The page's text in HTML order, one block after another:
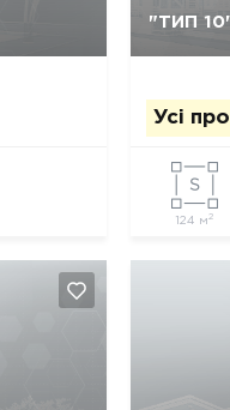
"ТИП
Усі
124 м2